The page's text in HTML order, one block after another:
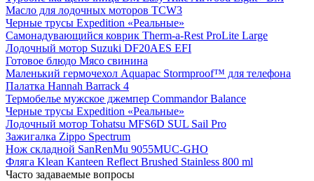
Масло для лодочных моторов TCW3
Черные трусы Expedition «Реальные»
Самонадувающийся коврик Therm-a-Rest ProLite Large
Лодочный мотор Suzuki DF20AES EFI
Готовое блюдо Мясо свинина
Маленький гермочехол Aquapac Stormproof™ для телефона
Палатка Hannah Barrack 4
Термобелье мужское джемпер Commandor Balance
Черные трусы Expedition «Реальные»
Лодочный мотор Tohatsu MFS6D SUL Sail Pro
Зажигалка Zippo Spectrum
Нож складной SanRenMu 9055MUC-GHO
Фляга Klean Kanteen Reflect Brushed Stainless 800 ml
Часто задаваемые вопросы